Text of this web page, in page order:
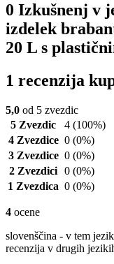
0 Izkušnenj v
izdelek
20 L s
1 recenzija
5,0 od 5 zvezdic
5 Zvezdic
4 (100%)
4 Zvezdice 0 (0%)
3 Zvezdice 0 (0%)
2 Zvezdici 0 (0%)
1 Zvezdica 0 (0%)
4 ocene
slovenščina - v tem
recenzija v drugih